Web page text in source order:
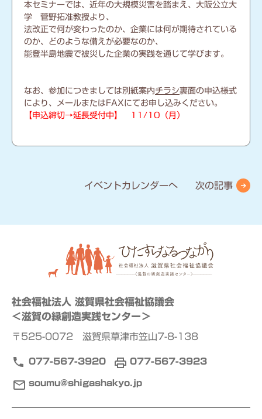
本セミナーでは、近年の大規模災害を踏まえ、大阪公立大
学 菅野拓准教授より、
法改正で何が変わったのか、企業には何が期待されている
のか、どのような備えが必要なのか、
能登半島地震で被災した企業の実践を通じて学びます。
なお、参加につきましては別紙案内チラシ裏面の申込様式
により、メールまたはFAXにてお申し込みください。
【申込締切→延長受付中】 11/10（月）
イベントカレンダーへ 次の記事
社会福祉法人 滋賀県社会福祉協議会
＜滋賀の縁創造実践センター＞
〒525-0072 滋賀県草津市笠山7-8-138
077-567-3920 077-567-3923
soumu@shigashakyo.jp